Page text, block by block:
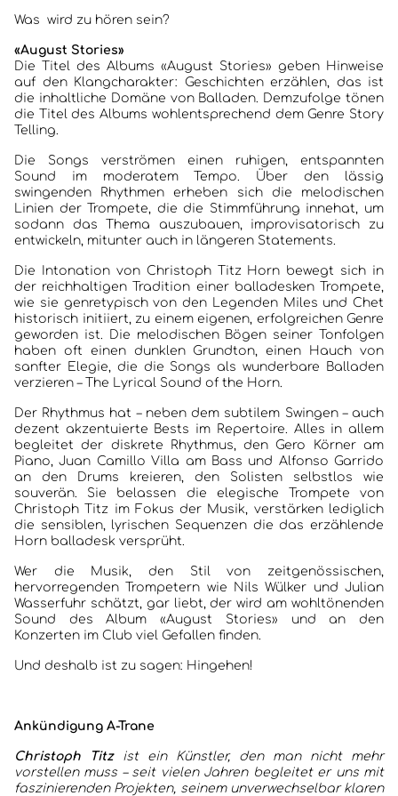
HOME
KONZERTBERICHTE
INTERVIEWS
ALBEN
JAZZCLUBS BERLIN
PORTRAITS DER CLUBS
ANKÜNDIGUNGEN KONZERTE/ FESTIVALS
KONTAKT
Was wird zu hören sein?
«August Stories»
Die Titel des Albums «August Stories» geben Hinweise
auf den Klangcharakter: Geschichten erzählen, das ist
die inhaltliche Domäne von Balladen. Demzufolge tönen
die Titel des Albums wohlentsprechend dem Genre Story
Telling.
Die Songs verströmen einen ruhigen, entspannten
Sound im moderatem Tempo. Über den lässig
swingenden Rhythmen erheben sich die melodischen
Linien der Trompete, die die Stimmführung innehat, um
sodann das Thema auszubauen, improvisatorisch zu
entwickeln, mitunter auch in längeren Statements.
Die Intonation von Christoph Titz Horn bewegt sich in
der reichhaltigen Tradition einer balladesken Trompete,
wie sie genretypisch von den Legenden Miles und Chet
historisch initiiert, zu einem eigenen, erfolgreichen Genre
geworden ist. Die melodischen Bögen seiner Tonfolgen
haben oft einen dunklen Grundton, einen Hauch von
sanfter Elegie, die die Songs als wunderbare Balladen
verzieren – The Lyrical Sound of the Horn.
Der Rhythmus hat – neben dem subtilem Swingen – auch
dezent akzentuierte Bests im Repertoire. Alles in allem
begleitet der diskrete Rhythmus, den Gero Körner am
Piano, Juan Camillo Villa am Bass und Alfonso Garrido
an den Drums kreieren, den Solisten selbstlos wie
souverän. Sie belassen die elegische Trompete von
Christoph Titz im Fokus der Musik, verstärken lediglich
die sensiblen, lyrischen Sequenzen die das erzählende
Horn balladesk versprüht.
Wer die Musik, den Stil von zeitgenössischen,
hervorregenden Trompetern wie Nils Wülker und Julian
Wasserfuhr schätzt, gar liebt, der wird am wohltönenden
Sound des Album «August Stories» und an den
Konzerten im Club viel Gefallen finden.
Und deshalb ist zu sagen: Hingehen!
Ankündigung A-Trane
Christoph Titzist ein Künstler, den man nicht mehr
vorstellen muss – seit vielen Jahren begleitet er uns mit
faszinierenden Projekten, seinem unverwechselbar klaren